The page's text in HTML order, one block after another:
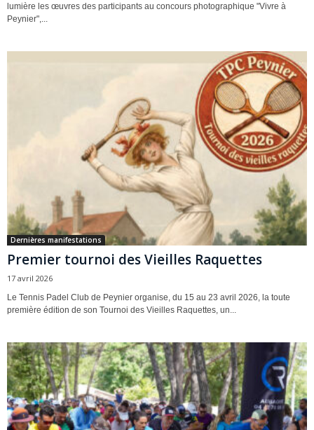
lumière les œuvres des participants au concours photographique "Vivre à
Peynier",...
Dernières manifestations
Premier tournoi des Vieilles Raquettes
17 avril 2026
Le Tennis Padel Club de Peynier organise, du 15 au 23 avril 2026, la toute
première édition de son Tournoi des Vieilles Raquettes, un...